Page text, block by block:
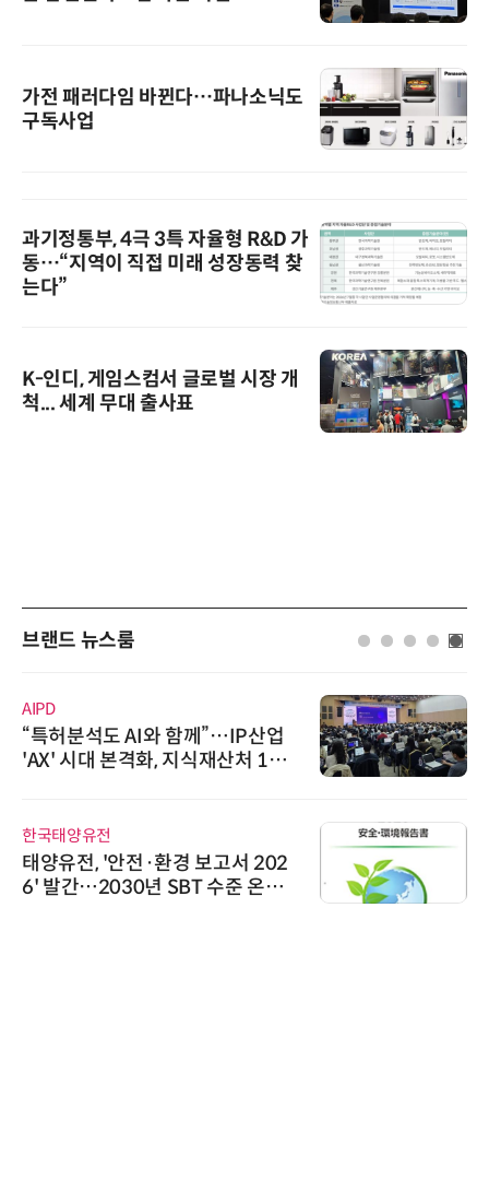
가전 패러다임 바뀐다…파나소닉도
구독사업
과기정통부, 4극 3특 자율형 R&D 가
동…“지역이 직접 미래 성장동력 찾
는다”
K-인디, 게임스컴서 글로벌 시장 개
척... 세계 무대 출사표
브랜드 뉴스룸
AIPD
“특허분석도 AI와 함께”…IP산업
'AX' 시대 본격화, 지식재산처 1호
한국태양유전
태양유전, '안전·환경 보고서 202
6' 발간…2030년 SBT 수준 온실